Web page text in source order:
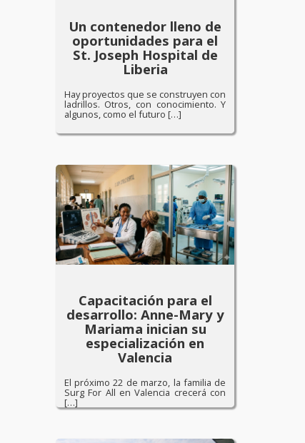
Un contenedor lleno de
oportunidades para el
St. Joseph Hospital de
Liberia
Hay proyectos que se construyen con
ladrillos. Otros, con conocimiento. Y
algunos, como el futuro […]
Capacitación para el
desarrollo: Anne-Mary y
Mariama inician su
especialización en
Valencia
El próximo 22 de marzo, la familia de
Surg For All en Valencia crecerá con
[…]